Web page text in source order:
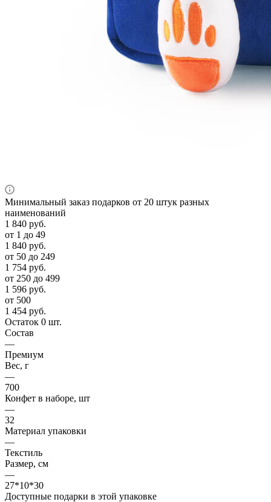
Минимальный заказ подарков от 20 штук разных
наименований
1 840 руб.
от 1 до 49
1 840 руб.
от 50 до 249
1 754 руб.
от 250 до 499
1 596 руб.
от 500
1 454 руб.
Остаток 0 шт.
Состав
—
Премиум
Вес, г
—
700
Конфет в наборе, шт
—
32
Материал упаковки
—
Текстиль
Размер, см
—
27*10*30
Доступные подарки в этой упаковке